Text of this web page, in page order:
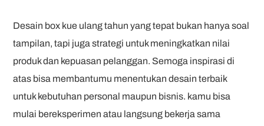
Desain box kue ulang tahun yang tepat bukan hanya soal
tampilan, tapi juga strategi untuk meningkatkan nilai
produk dan kepuasan pelanggan. Semoga inspirasi di
atas bisa membantumu menentukan desain terbaik
untuk kebutuhan personal maupun bisnis. kamu bisa
mulai bereksperimen atau langsung bekerja sama